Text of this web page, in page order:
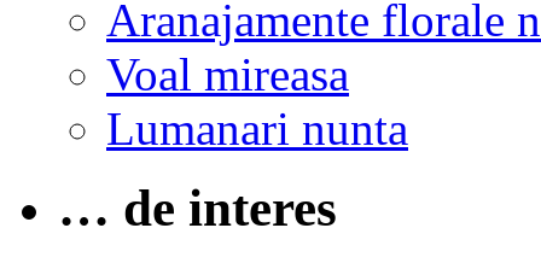
Aranajamente florale
Voal mireasa
Lumanari nunta
… de interes